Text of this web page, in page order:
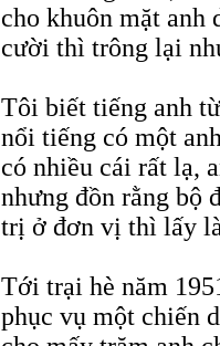
cho khuôn mặt anh
cười thì trông lại
Tôi biết tiếng anh
nổi tiếng có một
có nhiều cái rất lạ,
nhưng đồn rằng bộ
trị ở đơn vị thì lấy
Tới trại hè năm
phục vụ một chiến